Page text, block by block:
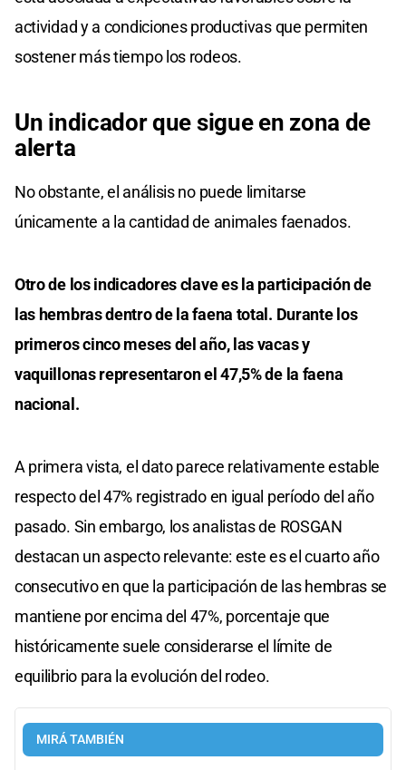
actividad y a condiciones productivas que permiten
sostener más tiempo los rodeos.
Un indicador que sigue en zona de
alerta
No obstante, el análisis no puede limitarse
únicamente a la cantidad de animales faenados.
Otro de los indicadores clave es la participación de
las hembras dentro de la faena total. Durante los
primeros cinco meses del año, las vacas y
vaquillonas representaron el 47,5% de la faena
nacional.
A primera vista, el dato parece relativamente estable
respecto del 47% registrado en igual período del año
pasado. Sin embargo, los analistas de ROSGAN
destacan un aspecto relevante: este es el cuarto año
consecutivo en que la participación de las hembras se
mantiene por encima del 47%, porcentaje que
históricamente suele considerarse el límite de
equilibrio para la evolución del rodeo.
MIRÁ TAMBIÉN